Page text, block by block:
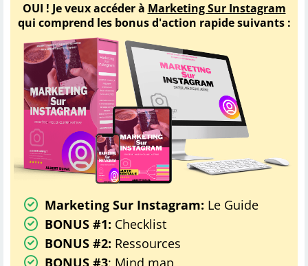
OUI ! Je veux accéder à Marketing Sur Instagram
qui comprend les bonus d'action rapide suivants :
Marketing Sur Instagram: Le Guide
BONUS #1: Checklist
BONUS #2: Ressources
BONUS #3: Mind map